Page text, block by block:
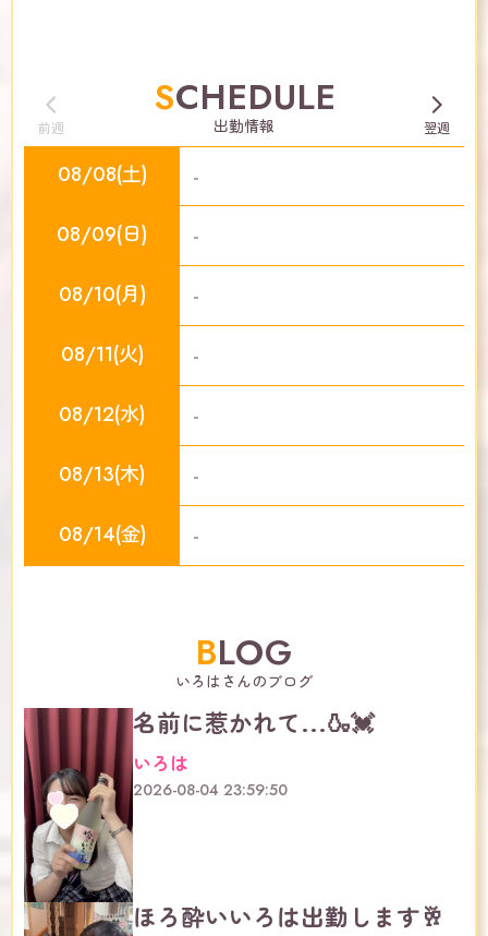
SCHEDULE
出勤情報
前週 翌週
08/08(土) -
08/09(日) -
08/10(月) -
08/11(火) -
08/12(水) -
08/13(木) -
08/14(金) -
BLOG
いろはさんのブログ
名前に惹かれて...🍶💓
いろは
2026-08-04 23:59:50
ほろ酔いいろは出勤します🥂